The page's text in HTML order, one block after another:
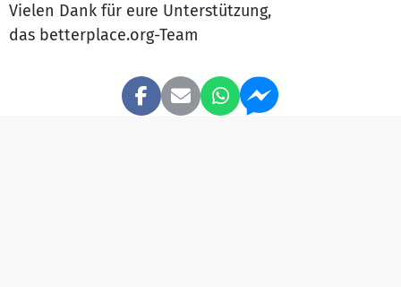
Vielen Dank für eure Unterstützung,
das betterplace.org-Team